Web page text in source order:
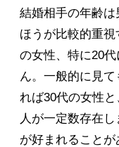
結婚相手の年齢
ほうが比較的重
の女性、特に20
ん。一般的に見
れば30代の女性
人が一定数存在
が好まれること